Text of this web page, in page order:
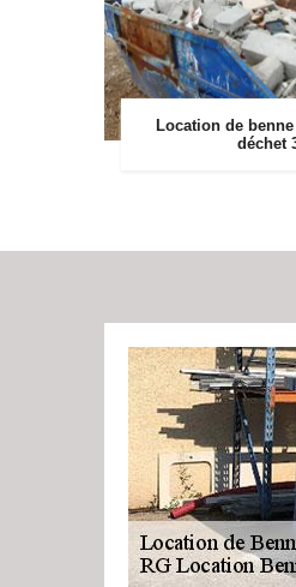
Location de
déchet